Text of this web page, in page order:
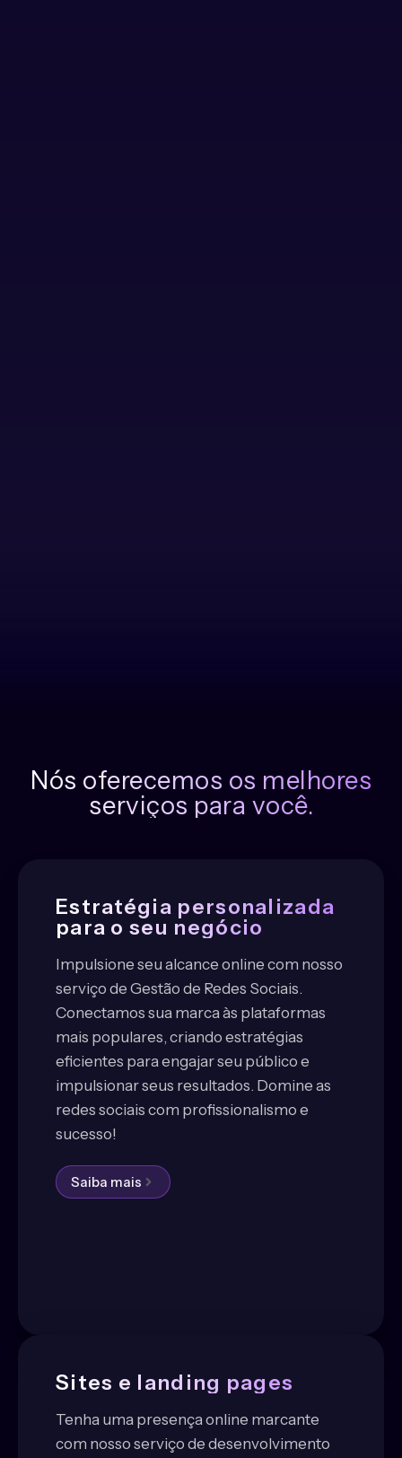
Nós oferecemos os melhores
serviços para você.
Estratégia personalizada
para o seu negócio
Impulsione seu alcance online com nosso
serviço de Gestão de Redes Sociais.
Conectamos sua marca às plataformas
mais populares, criando estratégias
eficientes para engajar seu público e
impulsionar seus resultados. Domine as
redes sociais com profissionalismo e
sucesso!
Saiba mais
Sites e landing pages
Tenha uma presença online marcante
com nosso serviço de desenvolvimento